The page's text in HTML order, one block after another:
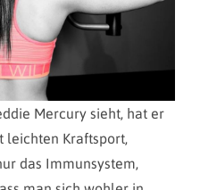
Mercury sieht, hat er
leichten Kraftsport,
das Immunsystem,